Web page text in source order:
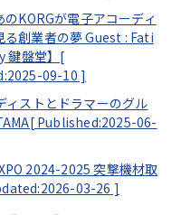
KORGが電子アコーディ
る創業者の夢 Guest : Fati
鍵盤堂】[
09-10 ]
ィストとドラマーのグル
Published:2025-06-
2024-2025 突撃機材取
03-26 ]